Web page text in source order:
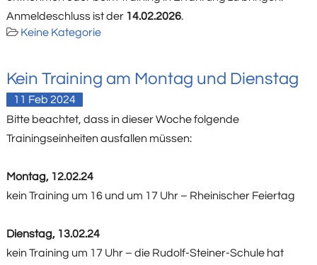
Anmeldeschluss ist der 14.02.2026.
Keine Kategorie
Kein Training am Montag und Dienstag
11 Feb 2024
Bitte beachtet, dass in dieser Woche folgende
Trainingseinheiten ausfallen müssen:
Montag, 12.02.24
kein Training um 16 und um 17 Uhr – Rheinischer Feiertag
Dienstag, 13.02.24
kein Training um 17 Uhr – die Rudolf-Steiner-Schule hat